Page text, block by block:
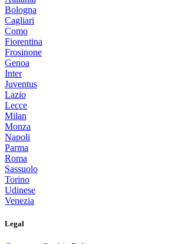
Bologna
Cagliari
Como
Fiorentina
Frosinone
Genoa
Inter
Juventus
Lazio
Lecce
Milan
Monza
Napoli
Parma
Roma
Sassuolo
Torino
Udinese
Venezia
Legal